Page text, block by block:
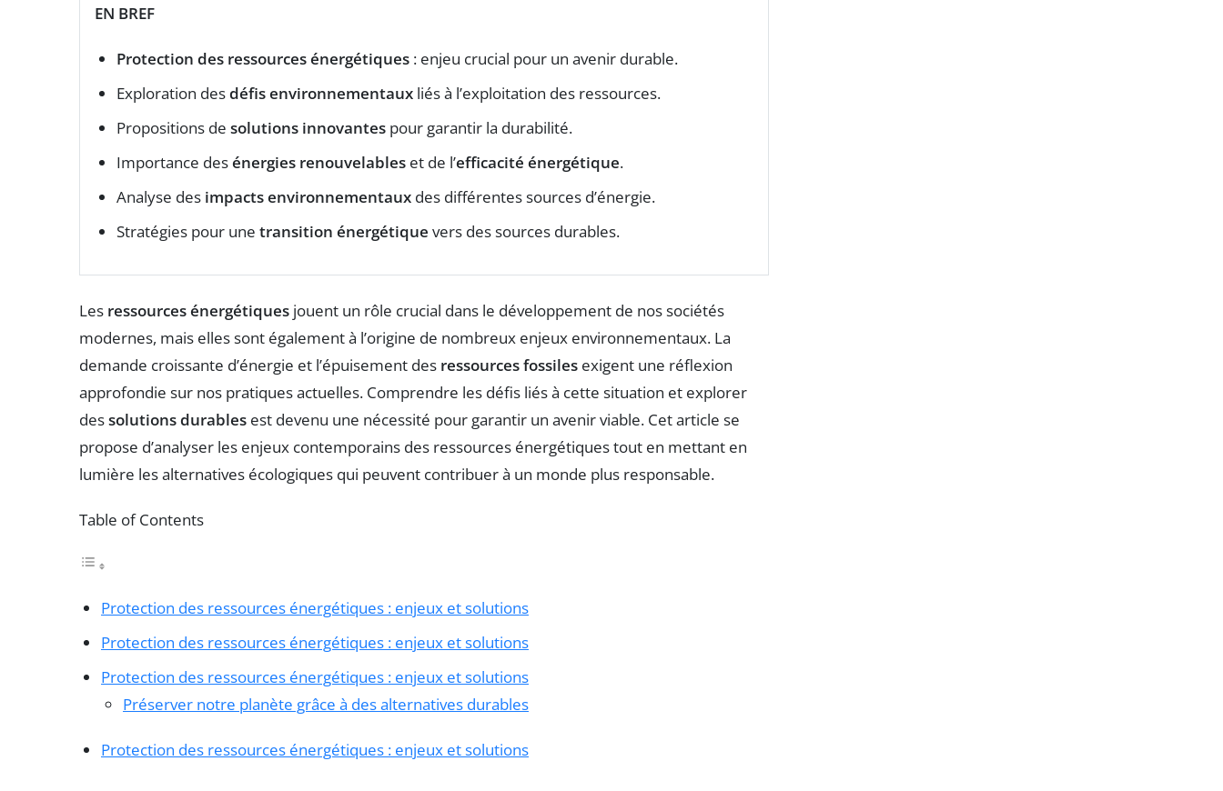
EN BREF
Protection des ressources énergétiques : enjeu crucial pour un avenir durable.
Exploration desdéfis environnementaux liés à l’exploitation des ressources.
Propositions de solutions innovantes pour garantir la durabilité.
Importance desénergies renouvelables et de l’efficacité énergétique.
Analyse des impacts environnementaux des différentes sources d’énergie.
Stratégies pour une transition énergétique vers des sources durables.
Les ressources énergétiques jouent un rôle crucial dans le développement de nos sociétés
modernes, mais elles sont également à l’origine de nombreux enjeux environnementaux. La
demande croissante d’énergie et l’épuisement des ressources fossiles exigent une réflexion
approfondie sur nos pratiques actuelles. Comprendre les défis liés à cette situation et explorer
dessolutions durables est devenu une nécessité pour garantir un avenir viable. Cet article se
propose d’analyser les enjeux contemporains des ressources énergétiques tout en mettant en
lumière les alternatives écologiques qui peuvent contribuer à un monde plus responsable.
Table of Contents
Protection des ressources énergétiques : enjeux et solutions
Protection des ressources énergétiques : enjeux et solutions
Protection des ressources énergétiques : enjeux et solutions
Préserver notre planète grâce à des alternatives durables
Protection des ressources énergétiques : enjeux et solutions